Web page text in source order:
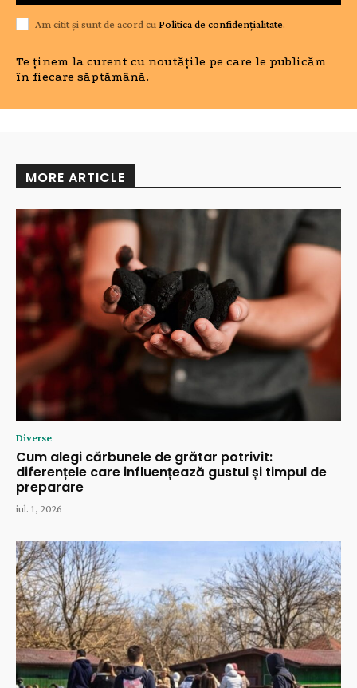
Am citit și sunt de acord cu Politica de confidențialitate.
Te ținem la curent cu noutățile pe care le publicăm
în fiecare săptămână.
MORE ARTICLE
Diverse
Cum alegi cărbunele de grătar potrivit:
diferențele care influențează gustul și timpul de
preparare
iul. 1, 2026